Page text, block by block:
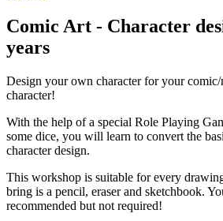
Je kunt ook ‘ datum nog te kiezen‘ erbij
dan nog geen plek, maar wachten tot de
doorgeeft om mee te doen.
Lees s.v.p. ook deAlgemene voorwaarden
‘Inschrijving als cadeau’.
Ik wil een zelf te kiezen workshop cadeau
Wil je dat de ontvanger zelf een workshop
dan in met je eigen naam en mailadres bij
de waarde van je cadeau heeft.
Vermeld bij ‘Opmerking’ voor wie het is en
kiezen‘.
Comic Art - Character
years
Design your own character for your
character!
With the help of a special Role Playing
some dice, you will learn to convert the
character design.
This workshop is suitable for every
bring is a pencil, eraser and sketchbook.
recommended but not required!